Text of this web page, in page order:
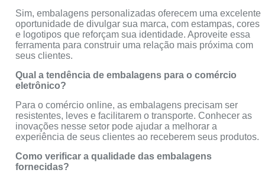
Sim, embalagens personalizadas oferecem uma excelente
oportunidade de divulgar sua marca, com estampas, cores
e logotipos que reforçam sua identidade. Aproveite essa
ferramenta para construir uma relação mais próxima com
seus clientes.
Qual a tendência de embalagens para o comércio
eletrônico?
Para o comércio online, as embalagens precisam ser
resistentes, leves e facilitarem o transporte. Conhecer as
inovações nesse setor pode ajudar a melhorar a
experiência de seus clientes ao receberem seus produtos.
Como verificar a qualidade das embalagens
fornecidas?